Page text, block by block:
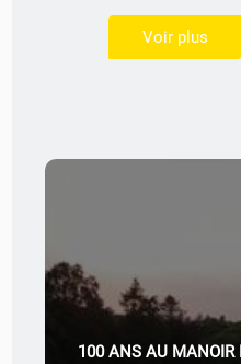
Voir plus
100 ANS AU MANOIR